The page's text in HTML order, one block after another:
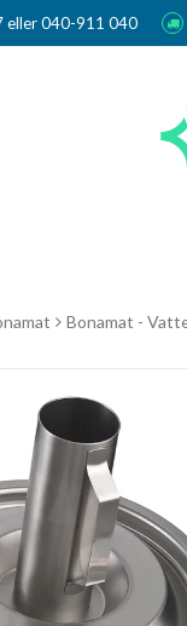
eller 040-911 040
Bonamat -